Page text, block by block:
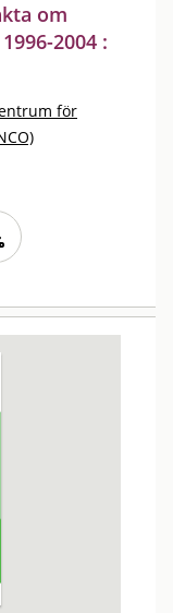
om
2004 :
för